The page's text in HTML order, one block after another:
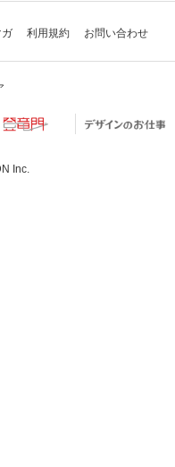
ガ 利用規約 お問い合わせ
Inc.